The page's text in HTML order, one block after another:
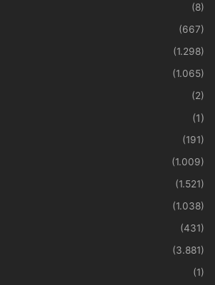
(8)
(667)
(1.298)
(1.065)
(2)
(1)
(191)
(1.009)
(1.521)
(1.038)
(431)
(3.881)
(1)